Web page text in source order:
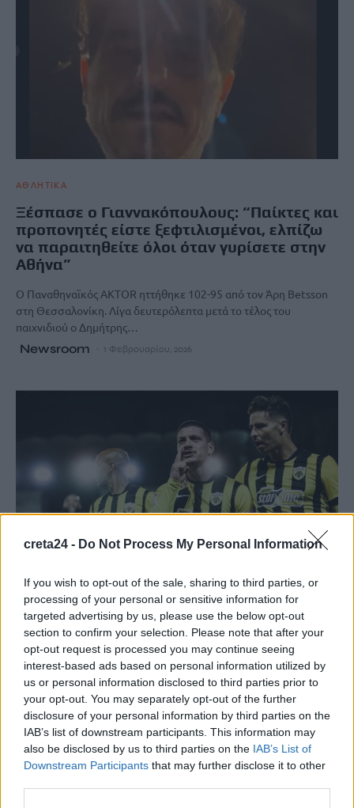
creta24 - Do Not Process My Personal Information
If you wish to opt-out of the sale, sharing to third parties, or
processing of your personal or sensitive information for
targeted advertising by us, please use the below opt-out
section to confirm your selection. Please note that after your
opt-out request is processed you may continue seeing
interest-based ads based on personal information utilized by
us or personal information disclosed to third parties prior to
your opt-out. You may separately opt-out of the further
disclosure of your personal information by third parties on the
IAB’s list of downstream participants. This information may
also be disclosed by us to third parties on the IAB’s List of
Downstream Participants that may further disclose it to other
ΑΘΛΗΤΙΚΑ
Ξέσπασε ο Γιαννακόπουλους: “Παίκτες και
προπονητές είστε ξεφτιλισμένοι, ελπίζω
να παραιτηθείτε όλοι όταν γυρίσετε στην
Αθήνα”
Ο Παναθηναϊκός AKTOR ηττήθηκε 102-95 από τον Άρη Betsson
στη Θεσσαλονίκη. Λίγα δευτερόλεπτα μετά το τέλος του
παιχνιδιού ο Δημήτρης…
Newsroom 1 Φεβρουαρίου, 2026
ΑΘΛΗΤΙΚΑ
Superleague: Η ΑΕΚ πήρε το ντέρμπι με
τον Παναθηναϊκό, δύσκολες νίκες για
Ολυμπιακό και ΠΑΟΚ – η βαθμολογία
Τα μεγάλα διπλά σε Αγρίνιο (Ολυμπιακός), Λιβαδειά (ΠΑΟΚ) και
Λεωφόρο (ΑΕΚ) κάνουν ξεκάθαρα την υπόθεση τίτλος, θέμα
για…
Newsroom 30 Νοεμβρίου, 2025